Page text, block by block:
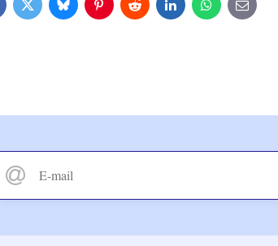
TwitterBlueskyPinterestRedditLinkedInWhatsApp
E-
mail